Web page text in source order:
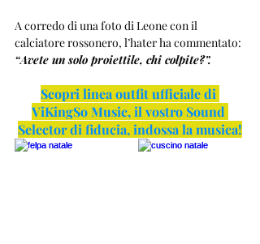
A corredo di una foto di Leone con il
calciatore rossonero, l’hater ha commentato:
“Avete un solo proiettile, chi colpite?”.
Scopri linea outfit ufficiale di
ViKingSo Music, il vostro Sound
Selector di fiducia, indossa la musica!